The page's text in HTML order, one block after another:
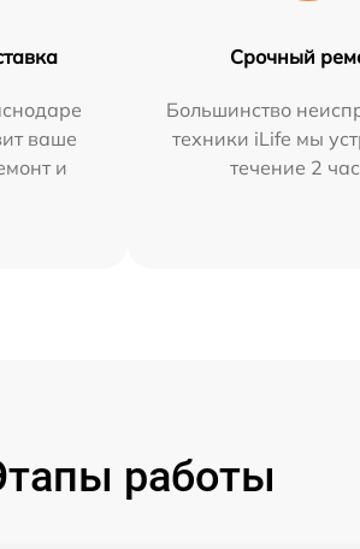
ваше
и
Срочный
Большинство
техники iLife мы
течение 2
работы